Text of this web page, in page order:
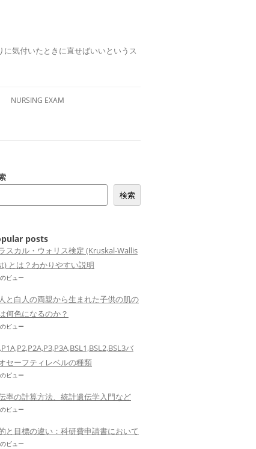
気付いたときに直せばいいというス
NURSING EXAM
検索
posts
スカル・ウォリス検定 (Kruskal-Wallis
とは？わかりやすい説明
ビュー
と白人の両親から生まれた子供の肌の
何色になるのか？
ビュー
バ
セーフティレベルの種類
ビュー
率の計算方法、統計遺伝学入門など
ビュー
と目標の違い：科研費申請書において
ビュー